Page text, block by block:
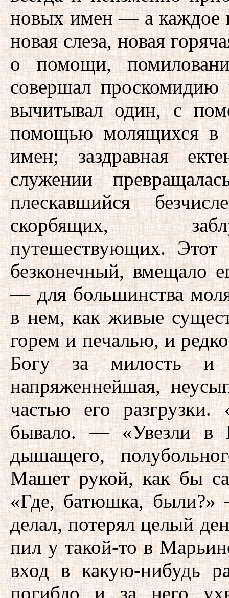
новых имен — а каждое
новая слеза, новая
о помощи,
совершал
вычитывал один, с
помощью молящихся в
имен; заздравная
служении
плескавшийся
скорбящих,
путешествующих.
безконечный, вмещало
— для большинства
в нем, как живые
горем и печалью, и
Богу за милость
напряженнейшая,
частью его
бывало. — «Увезли в
дышащего,
Машет рукой, как бы
«Где, батюшка,
делал, потерял целый
пил у такой-то в
вход в какую-нибудь
погибло и за него